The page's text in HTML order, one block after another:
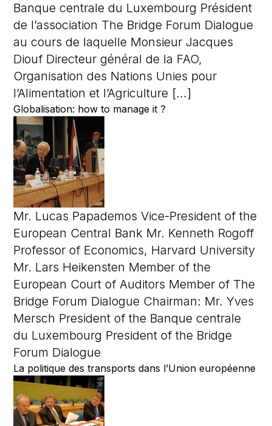
Banque centrale du Luxembourg Président
de l’association The Bridge Forum Dialogue
au cours de laquelle Monsieur Jacques
Diouf Directeur général de la FAO,
Organisation des Nations Unies pour
l’Alimentation et l’Agriculture […]
Globalisation: how to manage it ?
Mr. Lucas Papademos Vice-President of the
European Central Bank Mr. Kenneth Rogoff
Professor of Economics, Harvard University
Mr. Lars Heikensten Member of the
European Court of Auditors Member of The
Bridge Forum Dialogue Chairman: Mr. Yves
Mersch President of the Banque centrale
du Luxembourg President of the Bridge
Forum Dialogue
La politique des transports dans l’Union européenne